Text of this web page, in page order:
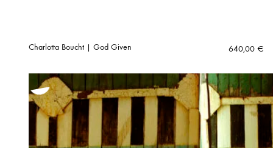
Charlotta Boucht | God Given 640,00 €